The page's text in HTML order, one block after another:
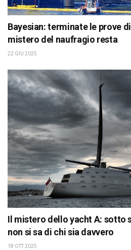
Bayesian: terminate le prove
mistero del naufragio resta
22 GIU 2025
Il mistero dello yacht A: sotto
non si sa di chi sia davvero
18 OTT 2025